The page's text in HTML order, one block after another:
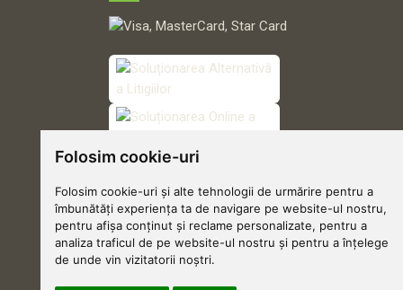
Folosim cookie-uri
Folosim cookie-uri și alte tehnologii de urmărire pentru a
îmbunătăți experiența ta de navigare pe website-ul nostru,
pentru afișa conținut și reclame personalizate, pentru a
analiza traficul de pe website-ul nostru și pentru a înțelege
de unde vin vizitatorii noștri.